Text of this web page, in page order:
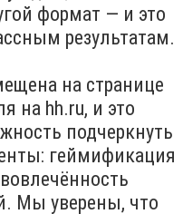
формат — и это
результатам.
на странице
на hh.ru, и это
подчеркнуть
геймификация
Мы уверены, что